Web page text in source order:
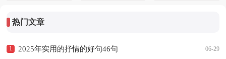
热门文章
1 2025年实用的抒情的好句46句 06-29